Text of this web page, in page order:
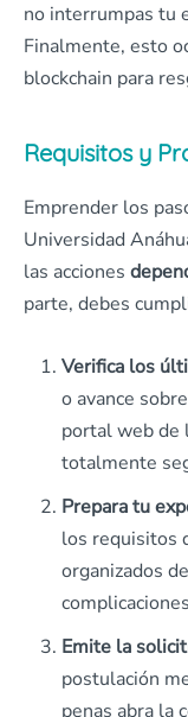
no interrumpas tu
Finalmente, esto
blockchain para
Requisitos y
Emprender los
Universidad
las acciones
parte, debes
Verifica los
o avance
portal web de
totalmente
Prepara tu
los requisitos
organizados
Emite la
postulación
penas abra la